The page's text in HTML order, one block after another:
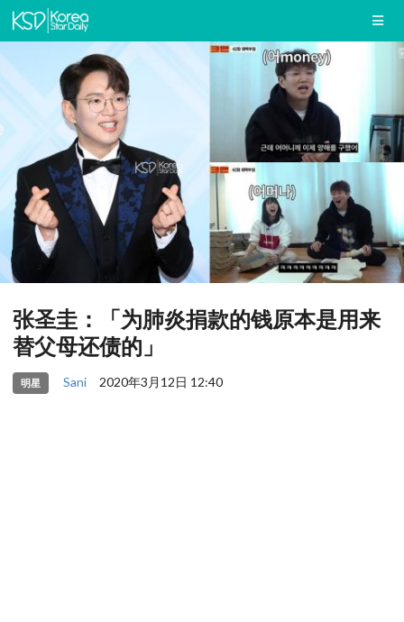
张圣圭：「为肺炎捐款的钱原本是用来
替父母还债的」
明星 Sani 2020年3月12日 12:40